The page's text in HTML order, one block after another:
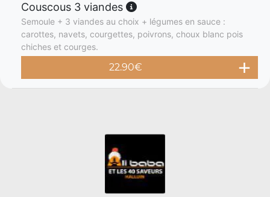
Couscous 3 viandes
Semoule + 3 viandes au choix + légumes en sauce :
carottes, navets, courgettes, poivrons, choux blanc pois
chiches et courges.
22.90€